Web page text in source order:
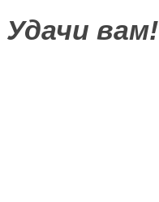
Удачи вам!